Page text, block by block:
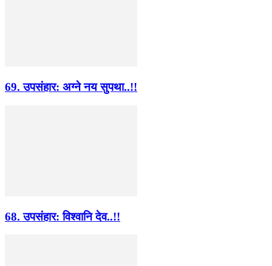
69. उपसंहार: अग्ने नय सुपथा..!!
68. उपसंहार: विश्वानि देव..!!